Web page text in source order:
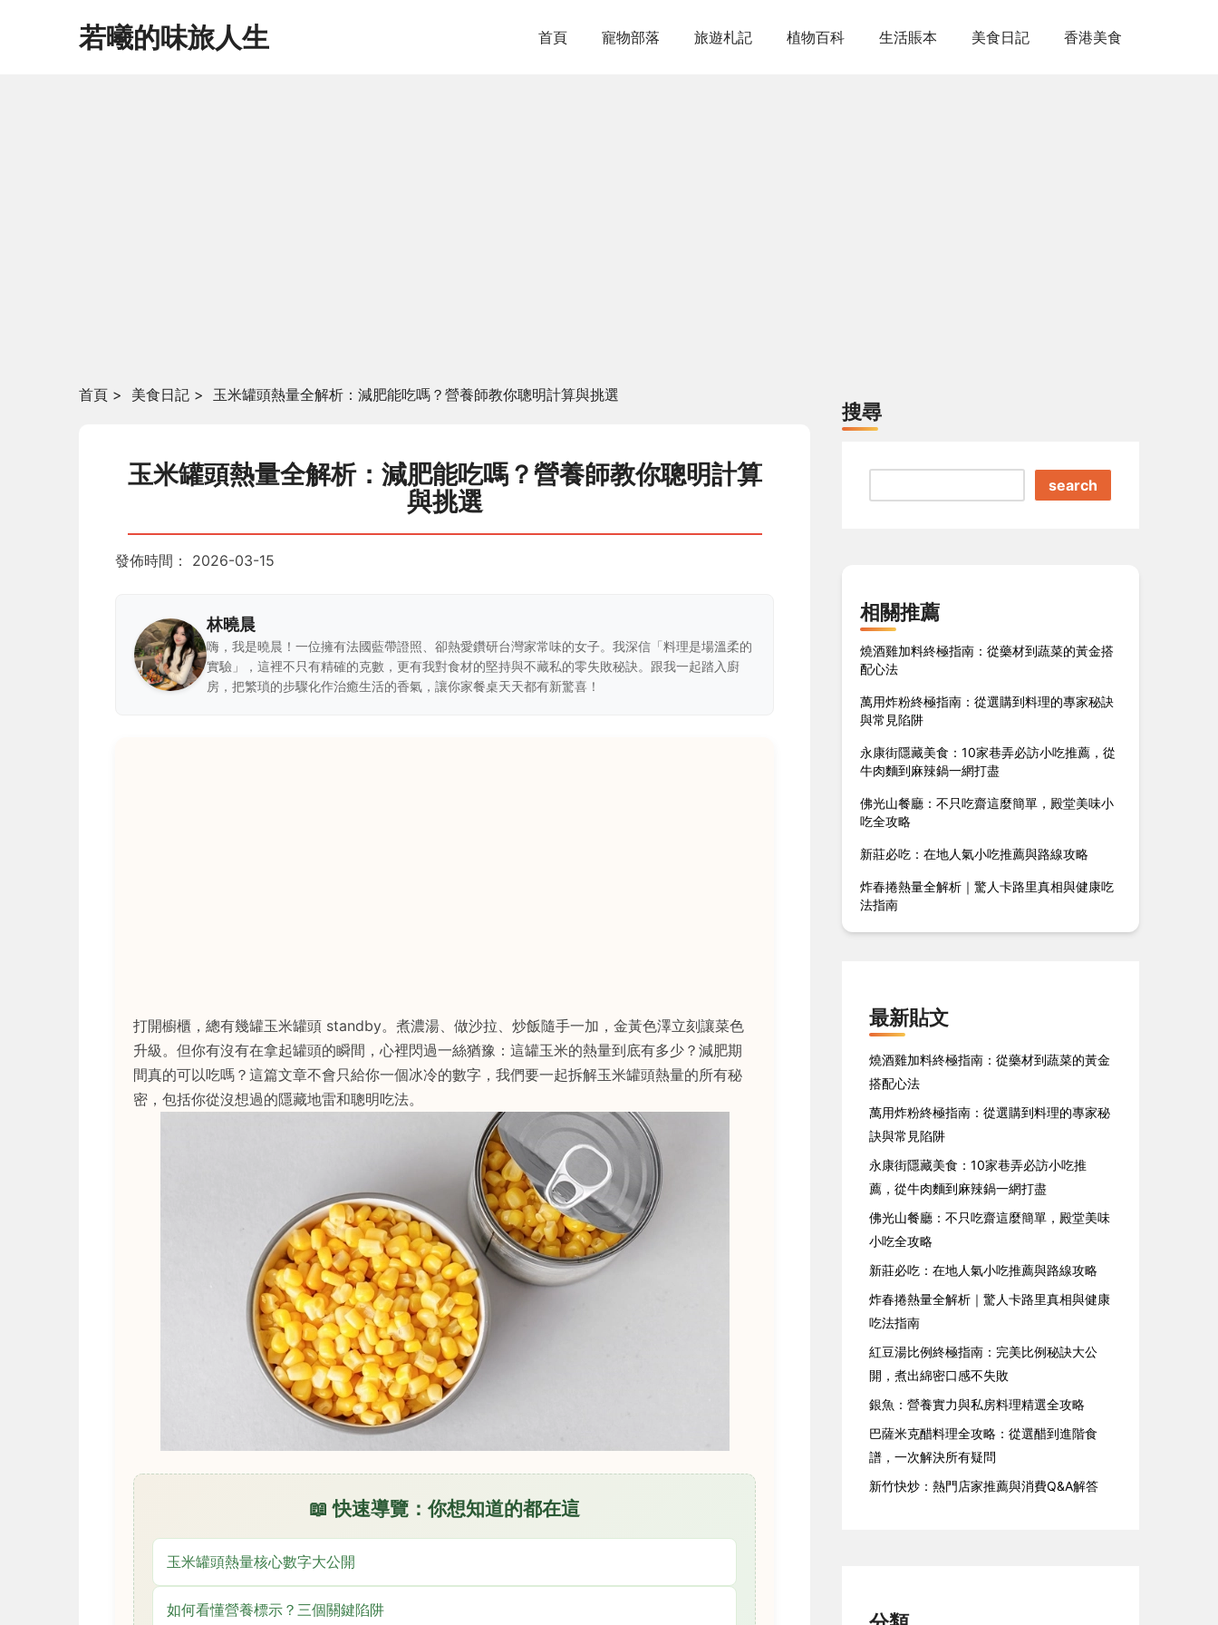
若曦的味旅人生 首頁 寵物部落 旅遊札記 植物百科 生活賬本 美食日記 香港美食
首頁 > 美食日記 > 玉米罐頭熱量全解析：減肥能吃嗎？營養師教你聰明計算與挑選
玉米罐頭熱量全解析：減肥能吃嗎？營養師教你聰明計算
與挑選
發佈時間： 2026-03-15
林曉晨
嗨，我是曉晨！一位擁有法國藍帶證照、卻熱愛鑽研台灣家常味的女子。我深信「料理是場溫柔的
實驗」，這裡不只有精確的克數，更有我對食材的堅持與不藏私的零失敗秘訣。跟我一起踏入廚
房，把繁瑣的步驟化作治癒生活的香氣，讓你家餐桌天天都有新驚喜！
打開櫥櫃，總有幾罐玉米罐頭 standby。煮濃湯、做沙拉、炒飯隨手一加，金黃色澤立刻讓菜色
升級。但你有沒有在拿起罐頭的瞬間，心裡閃過一絲猶豫：這罐玉米的熱量到底有多少？減肥期
間真的可以吃嗎？這篇文章不會只給你一個冰冷的數字，我們要一起拆解玉米罐頭熱量的所有秘
密，包括你從沒想過的隱藏地雷和聰明吃法。
📖 快速導覽：你想知道的都在這
玉米罐頭熱量核心數字大公開
如何看懂營養標示？三個關鍵陷阱
搜尋
search
相關推薦
燒酒雞加料終極指南：從藥材到蔬菜的黃金搭
配心法
萬用炸粉終極指南：從選購到料理的專家秘訣
與常見陷阱
永康街隱藏美食：10家巷弄必訪小吃推薦，從
牛肉麵到麻辣鍋一網打盡
佛光山餐廳：不只吃齋這麼簡單，殿堂美味小
吃全攻略
新莊必吃：在地人氣小吃推薦與路線攻略
炸春捲熱量全解析｜驚人卡路里真相與健康吃
法指南
最新貼文
燒酒雞加料終極指南：從藥材到蔬菜的黃金
搭配心法
萬用炸粉終極指南：從選購到料理的專家秘
訣與常見陷阱
永康街隱藏美食：10家巷弄必訪小吃推
薦，從牛肉麵到麻辣鍋一網打盡
佛光山餐廳：不只吃齋這麼簡單，殿堂美味
小吃全攻略
新莊必吃：在地人氣小吃推薦與路線攻略
炸春捲熱量全解析｜驚人卡路里真相與健康
吃法指南
紅豆湯比例終極指南：完美比例秘訣大公
開，煮出綿密口感不失敗
銀魚：營養實力與私房料理精選全攻略
巴薩米克醋料理全攻略：從選醋到進階食
譜，一次解決所有疑問
新竹快炒：熱門店家推薦與消費Q&A解答